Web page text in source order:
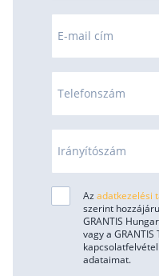
E-mail cím
Telefonszám
Irányítószám
Az adatkezelési
szerint
GRANTIS
vagy a
adataimat.